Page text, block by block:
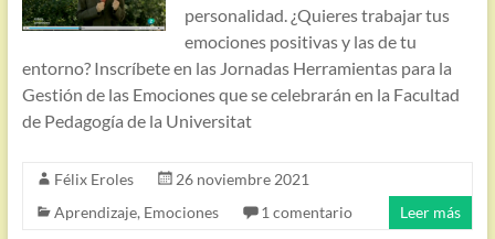
personalidad. ¿Quieres trabajar tus
emociones positivas y las de tu
entorno? Inscríbete en las Jornadas Herramientas para la
Gestión de las Emociones que se celebrarán en la Facultad
de Pedagogía de la Universitat
Félix Eroles
26 noviembre 2021
Aprendizaje, Emociones 1 comentario Leer más